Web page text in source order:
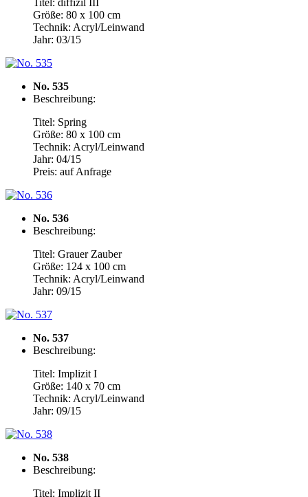
Titel: diffizil III
Größe: 80 x 100 cm
Technik: Acryl/Leinwand
Jahr: 03/15
No. 535
Beschreibung:
Titel: Spring
Größe: 80 x 100 cm
Technik: Acryl/Leinwand
Jahr: 04/15
Preis: auf Anfrage
No. 536
Beschreibung:
Titel: Grauer Zauber
Größe: 124 x 100 cm
Technik: Acryl/Leinwand
Jahr: 09/15
No. 537
Beschreibung:
Titel: Implizit I
Größe: 140 x 70 cm
Technik: Acryl/Leinwand
Jahr: 09/15
No. 538
Beschreibung:
Titel: Implizit II